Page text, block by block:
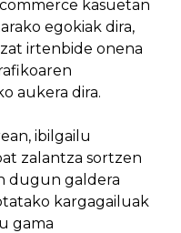
kasuetan
egokiak dira,
irtenbide onena
aukera dira.
ibilgailu
zalantza sortzen
dugun galdera
kargagailuak
gama